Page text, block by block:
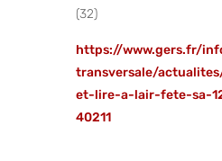
(32)
https://www.gers.fr/
transversale/
et-lire-a-lair-fete-sa-
40211